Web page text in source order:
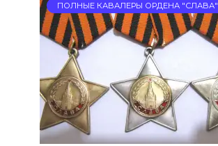
ПОЛНЫЕ КАВАЛЕРЫ ОРДЕНА "СЛАВА"